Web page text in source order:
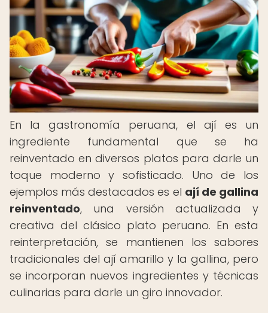
En la gastronomía peruana, el ají es un
ingrediente fundamental que se ha
reinventado en diversos platos para darle un
toque moderno y sofisticado. Uno de los
ejemplos más destacados es el ají de gallina
reinventado, una versión actualizada y
creativa del clásico plato peruano. En esta
reinterpretación, se mantienen los sabores
tradicionales del ají amarillo y la gallina, pero
se incorporan nuevos ingredientes y técnicas
culinarias para darle un giro innovador.